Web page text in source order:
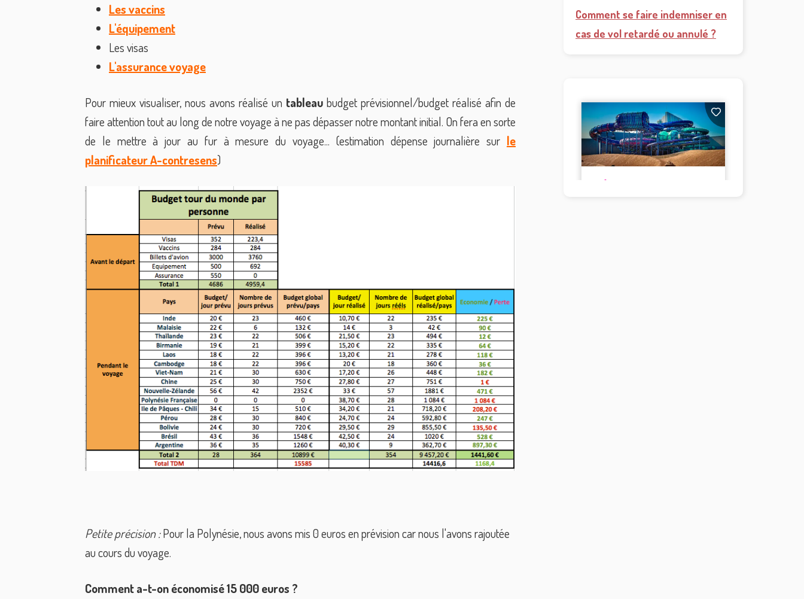
Les vaccins
L'équipement
Les visas
L'assurance voyage
Pour mieux visualiser, nous avons réalisé un tableau budget prévisionnel/budget réalisé afin de
faire attention tout au long de notre voyage à ne pas dépasser notre montant initial. On fera en sorte
de le mettre à jour au fur à mesure du voyage... (estimation dépense journalière sur le
planificateur A-contresens)
Petite précision :Pour la Polynésie, nous avons mis 0 euros en prévision car nous l'avons rajoutée
au cours du voyage.
Comment a-t-on économisé 15 000 euros ?
Comment se faire indemniser en
cas de vol retardé ou annulé ?